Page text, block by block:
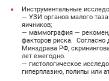
Инструментальные
— УЗИ органов малого
яичников;
— маммография —
факторов риска.
Минздрава РФ,
лет ежегодно.
— гистологическое
гиперплазию, полипы или